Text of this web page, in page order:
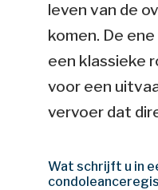
leven van de
komen. De
een klassieke
voor een
vervoer dat
Wat schrijft u in